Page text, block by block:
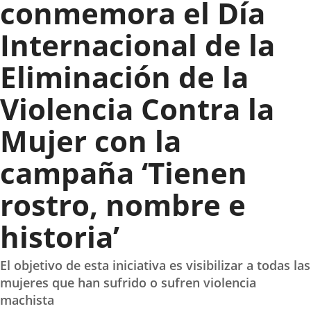
conmemora el Día
Internacional de la
Eliminación de la
Violencia Contra la
Mujer con la
campaña ‘Tienen
rostro, nombre e
historia’
El objetivo de esta iniciativa es visibilizar a todas las
mujeres que han sufrido o sufren violencia
machista